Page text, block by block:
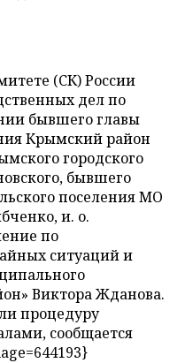
(СК) России
дел по
бывшего главы
Крымский район
городского
бывшего
поселения МО
и. о.
по
ситуаций и
Виктора Жданова.
процедуру
сообщается